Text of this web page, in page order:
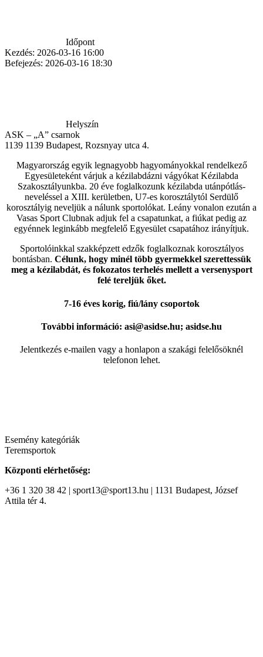
Időpont
Kezdés: 2026-03-16 16:00
Befejezés: 2026-03-16 18:30
Helyszín
ASK – „A” csarnok
1139 1139 Budapest, Rozsnyay utca 4.
Magyarország egyik legnagyobb hagyományokkal rendelkező
Egyesületeként várjuk a kézilabdázni vágyókat Kézilabda
Szakosztályunkba. 20 éve foglalkozunk kézilabda utánpótlás-
neveléssel a XIII. kerületben, U7-es korosztálytól Serdülő
korosztályig neveljük a nálunk sportolókat. Leány vonalon ezután a
Vasas Sport Clubnak adjuk fel a csapatunkat, a fiúkat pedig az
egyénnek leginkább megfelelő Egyesület csapatához irányítjuk.
Sportolóinkkal szakképzett edzők foglalkoznak korosztályos
bontásban. Célunk, hogy minél több gyermekkel szerettessük
meg a kézilabdát, és fokozatos terhelés mellett a versenysport
felé tereljük őket.
7-16 éves korig, fiú/lány csoportok
További információ: asi@asidse.hu; asidse.hu
Jelentkezés e-mailen vagy a honlapon a szakági felelősöknél
telefonon lehet.
Esemény kategóriák
Teremsportok
Központi elérhetőség:
+36 1 320 38 42 | sport13@sport13.hu | 1131 Budapest, József
Attila tér 4.